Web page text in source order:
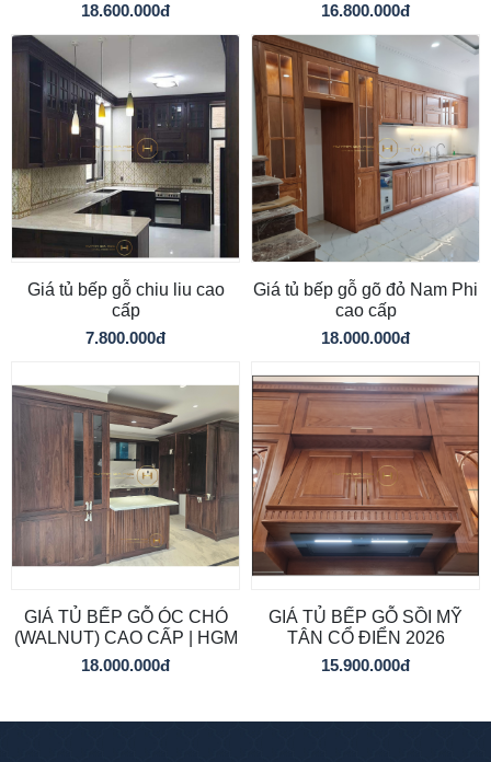
18.600.000đ
16.800.000đ
Giá tủ bếp gỗ chiu liu cao
cấp
7.800.000đ
Giá tủ bếp gỗ gõ đỏ Nam Phi
cao cấp
18.000.000đ
GIÁ TỦ BẾP GỖ ÓC CHÓ
(WALNUT) CAO CẤP | HGM
18.000.000đ
GIÁ TỦ BẾP GỖ SỒI MỸ
TÂN CỔ ĐIỂN 2026
15.900.000đ